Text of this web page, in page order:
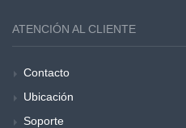
ATENCIÓN AL CLIENTE
Contacto
Ubicación
Soporte